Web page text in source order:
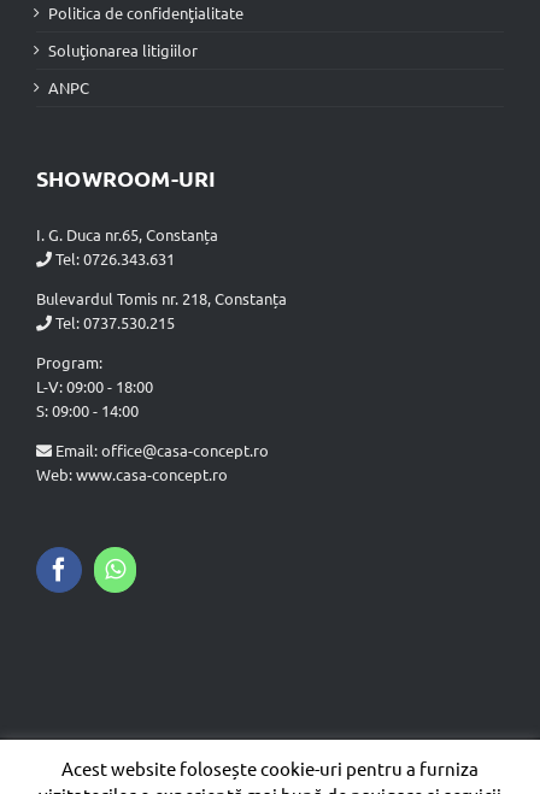
Politica de confidenţialitate
Soluţionarea litigiilor
ANPC
SHOWROOM-URI
I. G. Duca nr.65, Constanța
Tel:0726.343.631
Bulevardul Tomis nr. 218, Constanța
Tel:0737.530.215
Program:
L-V: 09:00 - 18:00
S: 09:00 - 14:00
Email:office@casa-concept.ro
Web: www.casa-concept.ro
Acest website folosește cookie-uri pentru a furniza